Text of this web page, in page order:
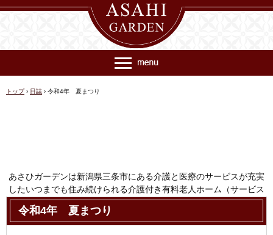
あさひガーデンは新潟県三条市にある介護と医療のサービスが充実
したいつまでも住み続けられる介護付き有料老人ホーム（サービス
付き高齢者向け住宅）です
TEL.0256-64-7307
トップ › 日誌 › 令和4年 夏まつり
令和4年 夏まつり